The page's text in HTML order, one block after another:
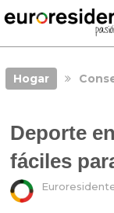
Hogar
Deporte
fáciles